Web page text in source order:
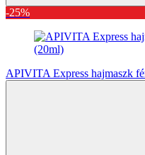
-25%
APIVITA Express hajmaszk